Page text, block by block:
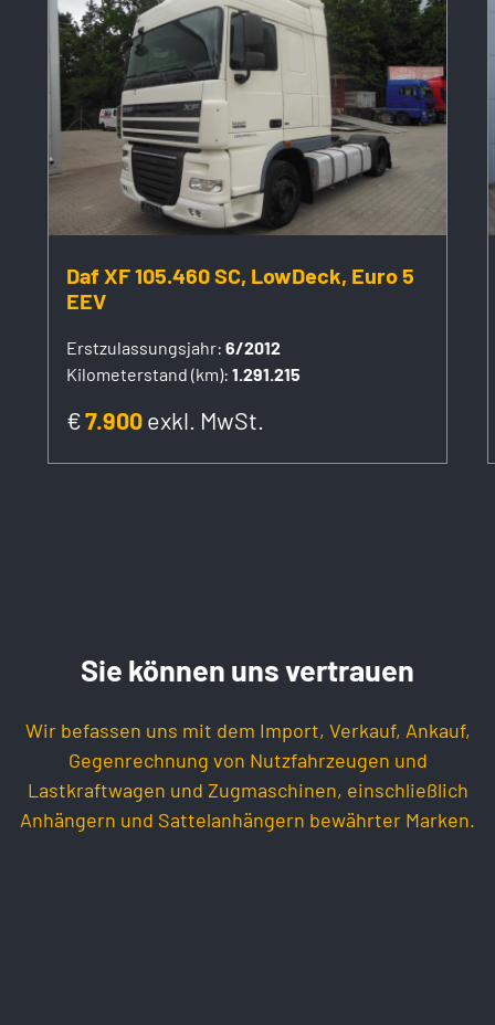
Daf XF 105.460 SC, LowDeck, Euro 5
EEV
Erstzulassungsjahr: 6/2012
Kilometerstand (km): 1.291.215
€7.900exkl. MwSt.
Sie können uns vertrauen
Wir befassen uns mit dem Import, Verkauf, Ankauf,
Gegenrechnung von Nutzfahrzeugen und
Lastkraftwagen und Zugmaschinen, einschließlich
Anhängern und Sattelanhängern bewährter Marken.